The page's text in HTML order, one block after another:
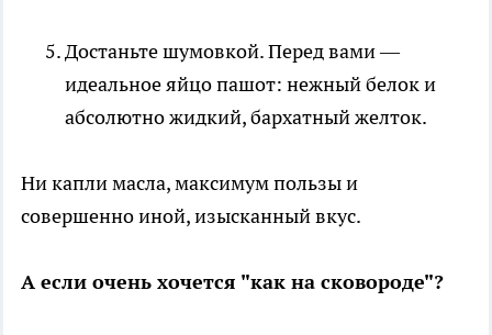
Достаньте шумовкой. Перед вами —
идеальное яйцо пашот: нежный белок и
абсолютно жидкий, бархатный желток.
Ни капли масла, максимум пользы и
совершенно иной, изысканный вкус.
А если очень хочется "как на сковороде"?